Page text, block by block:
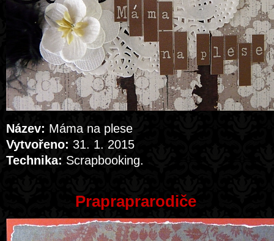
Název: Máma na plese
Vytvořeno: 31. 1. 2015
Technika: Scrapbooking.
Prapraprarodiče